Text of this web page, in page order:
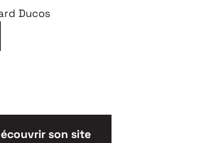
Ducos
son site